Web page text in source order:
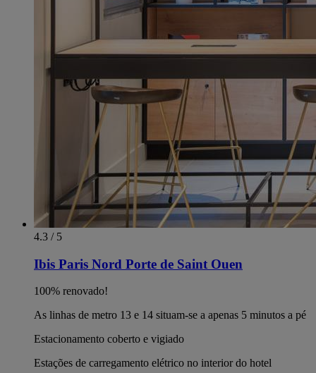
4.3 / 5
Ibis Paris Nord Porte de Saint Ouen
100% renovado!
As linhas de metro 13 e 14 situam-se a apenas 5 minutos a pé
Estacionamento coberto e vigiado
Estações de carregamento elétrico no interior do hotel